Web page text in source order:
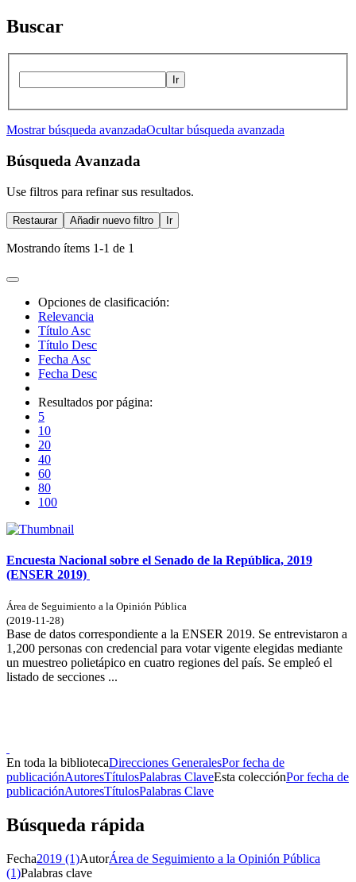
Buscar
Ir
Mostrar búsqueda avanzadaOcultar búsqueda avanzada
Búsqueda Avanzada
Use filtros para refinar sus resultados.
Restaurar Añadir nuevo filtro Ir
Mostrando ítems 1-1 de 1
Opciones de clasificación:
Relevancia
Título Asc
Título Desc
Fecha Asc
Fecha Desc
Resultados por página:
5
10
20
40
60
80
100
Encuesta Nacional sobre el Senado de la República, 2019
(ENSER 2019)
Área de Seguimiento a la Opinión Pública
(2019-11-28)
Base de datos correspondiente a la ENSER 2019. Se entrevistaron a
1,200 personas con credencial para votar vigente elegidas mediante
un muestreo polietápico en cuatro regiones del país. Se empleó el
listado de secciones ...
En toda la bibliotecaDirecciones GeneralesPor fecha de
publicaciónAutoresTítulosPalabras ClaveEsta colecciónPor fecha de
publicaciónAutoresTítulosPalabras Clave
Búsqueda rápida
Fecha2019 (1)AutorÁrea de Seguimiento a la Opinión Pública
(1)Palabras clave